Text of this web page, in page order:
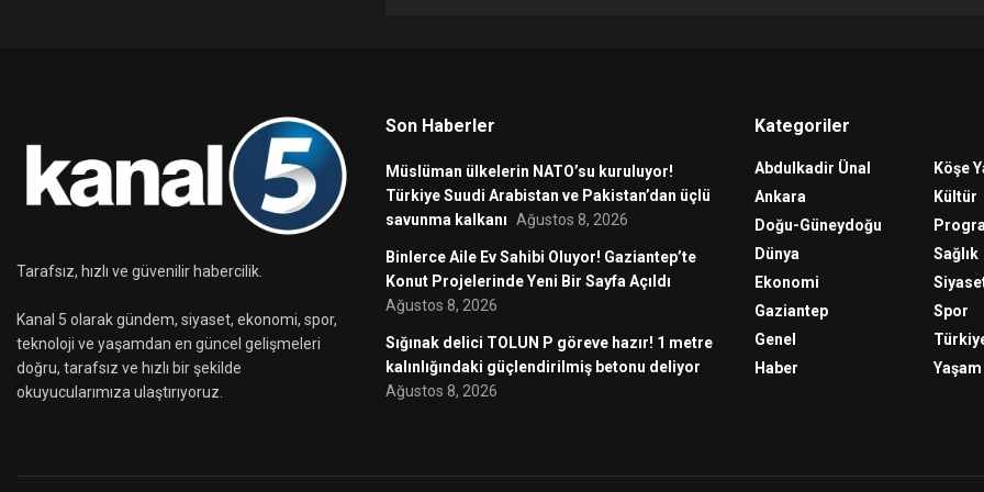
Tarafsız, hızlı ve güvenilir habercilik.
Kanal 5 olarak gündem, siyaset, ekonomi, spor,
teknoloji ve yaşamdan en güncel gelişmeleri
doğru, tarafsız ve hızlı bir şekilde
okuyucularımıza ulaştırıyoruz.
Son Haberler
Müslüman ülkelerin NATO’su kuruluyor!
Türkiye Suudi Arabistan ve Pakistan’dan üçlü
savunma kalkanı Ağustos 8, 2026
Binlerce Aile Ev Sahibi Oluyor! Gaziantep’te
Konut Projelerinde Yeni Bir Sayfa Açıldı
Ağustos 8, 2026
Sığınak delici TOLUN P göreve hazır! 1 metre
kalınlığındaki güçlendirilmiş betonu deliyor
Ağustos 8, 2026
Kategoriler
Abdulkadir Ünal
Ankara
Doğu-Güneydoğu
Dünya
Ekonomi
Gaziantep
Genel
Haber
Köşe
Kültür
Sağlık
Spor
Yaşam